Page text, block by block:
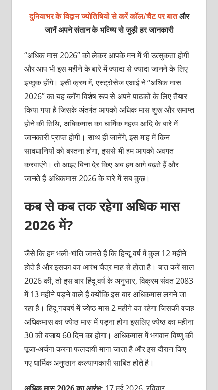
दुनियाभर के विद्वान ज्योतिषियों से करें कॉल/चैट पर बातऔर
जानें अपने संतान के भविष्य से जुड़ी हर जानकारी
“अधिक मास 2026” को लेकर आपके मन में भी उत्सुकता होगी
और आप भी इस महीने के बारे में ज्यादा से ज्यादा जानने के लिए
इच्छुक होंगे। इसी क्रम में, एस्ट्रोसेज एआई ने “अधिक मास
2026” का यह ब्लॉग विशेष रूप से अपने पाठकों के लिए तैयार
किया गया है जिसके अंतर्गत आपको अधिक मास शुरू और समाप्त
होने की तिथि, अधिकमास का धार्मिक महत्व आदि के बारे में
जानकारी प्राप्त होगी। साथ ही जानेंगे, इस माह में किन
सावधानियों को बरतना होगा, इससे भी हम आपको अवगत
करवाएंगे। तो आइए बिना देर किए अब हम आगे बढ़ते हैं और
जानते हैं अधिकमास 2026 के बारे में सब कुछ।
कब से कब तक रहेगा अधिक मास
2026 में?
जैसे कि हम भली-भांति जानते हैं कि हिन्दू वर्ष में कुल 12 महीने
होते हैं और इसका का आरंभ चैत्र माह से होता है। बात करें साल
2026 की, तो इस बार हिंदू वर्ष के अनुसार, विक्रम संवत 2083
में 13 महीने पड़ने वाले हैं क्योंकि इस बार अधिकमास लगने जा
रहा है। हिंदू नववर्ष में ज्‍येष्‍ठ मास 2 महीने का रहेगा जिसकी वजह
अधिकमास का ज्‍येष्‍ठ मास में पड़ना होगा इसलिए ज्येष्ठ का महीना
30 की बजाय 60 दिन का होगा। अधिकमास में भगवान विष्णु की
पूजा-अर्चना करना फलदायी माना जाता है और इस दौरान किए
गए धार्मिक अनुष्ठान कल्याणकारी साबित होते है।